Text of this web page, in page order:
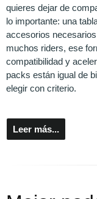
quieres dejar de
lo importante: una
accesorios
muchos riders, ese
compatibilidad y
packs están igual de
elegir con criterio.
Leer más...